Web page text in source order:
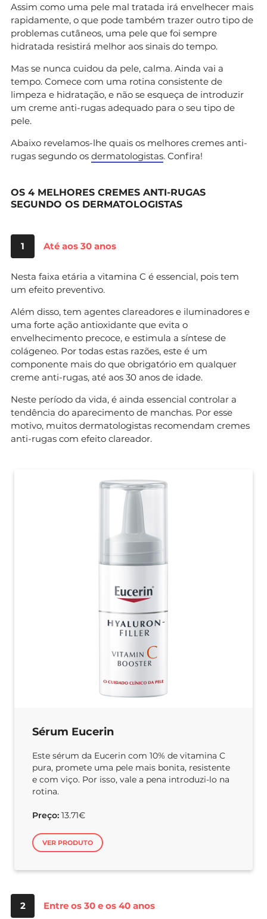
Assim como uma pele mal tratada irá envelhecer mais
rapidamente, o que pode também trazer outro tipo de
problemas cutâneos, uma pele que foi sempre
hidratada resistirá melhor aos sinais do tempo.
Mas se nunca cuidou da pele, calma. Ainda vai a
tempo. Comece com uma rotina consistente de
limpeza e hidratação, e não se esqueça de introduzir
um creme anti-rugas adequado para o seu tipo de
pele.
Abaixo revelamos-lhe quais os melhores cremes anti-
rugas segundo os dermatologistas. Confira!
OS 4 MELHORES CREMES ANTI-RUGAS
SEGUNDO OS DERMATOLOGISTAS
1 Até aos 30 anos
Nesta faixa etária a vitamina C é essencial, pois tem
um efeito preventivo.
Além disso, tem agentes clareadores e iluminadores e
uma forte ação antioxidante que evita o
envelhecimento precoce, e estimula a síntese de
colágeneo. Por todas estas razões, este é um
componente mais do que obrigatório em qualquer
creme anti-rugas, até aos 30 anos de idade.
Neste período da vida, é ainda essencial controlar a
tendência do aparecimento de manchas. Por esse
motivo, muitos dermatologistas recomendam cremes
anti-rugas com efeito clareador.
Sérum Eucerin
Este sérum da Eucerin com 10% de vitamina C
pura, promete uma pele mais bonita, resistente
e com viço. Por isso, vale a pena introduzi-lo na
rotina.
Preço: 13.71€
VER PRODUTO
2 Entre os 30 e os 40 anos